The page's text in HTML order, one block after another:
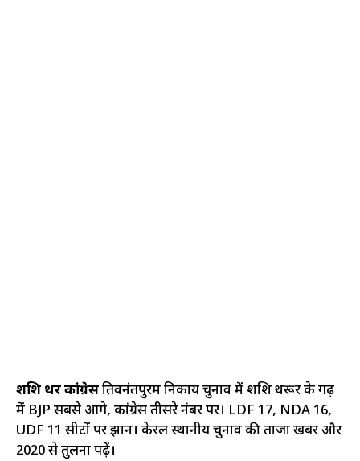
शशि थरूर कांग्रेसतिरुवनंतपुरम निकाय चुनाव में शशि थरूर के गढ़
में BJP सबसे आगे, कांग्रेस तीसरे नंबर पर। LDF 17, NDA 16,
UDF 11 सीटों पर रुझान। केरल स्थानीय चुनाव की ताजा खबर और
2020 से तुलना पढ़ें।